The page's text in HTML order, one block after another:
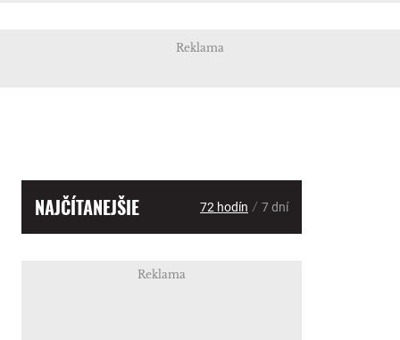
Reklama
NAJČÍTANEJŠIE 72 hodín / 7 dní
Reklama